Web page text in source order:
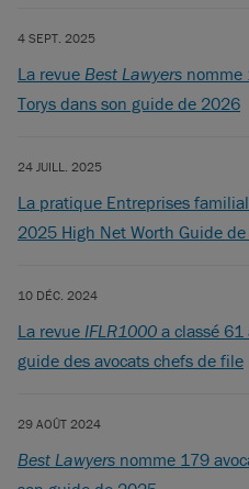
4 SEPT. 2025
La revue Best Lawyers nomme
Torys dans son guide de 2026
24 JUILL. 2025
La pratique Entreprises
2025 High Net Worth Guide de
10 DÉC. 2024
La revue IFLR1000 a classé 61
guide des avocats chefs de file
29 AOÛT 2024
Best Lawyers nomme 179